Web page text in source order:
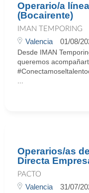
Operario/a
(Bocairente)
IMAN TEMPORING
Valencia 01/08/
Desde IMAN
queremos
Operarios/as
Directa
PACTO
Valencia 31/07/